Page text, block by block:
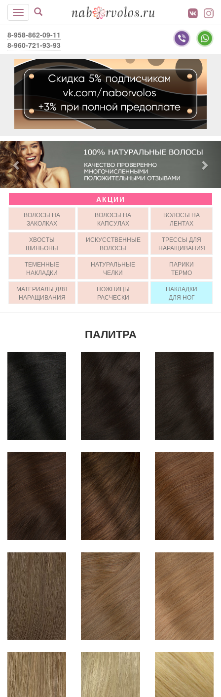
8-958-862-09-11
8-960-721-93-93
АКЦИИ
ВОЛОСЫ НА
ЗАКОЛКАХ
ВОЛОСЫ НА
КАПСУЛАХ
ВОЛОСЫ НА
ЛЕНТАХ
ХВОСТЫ
ШИНЬОНЫ
ИСКУССТВЕННЫЕ
ВОЛОСЫ
ТРЕССЫ ДЛЯ
НАРАЩИВАНИЯ
ТЕМЕННЫЕ
НАКЛАДКИ
НАТУРАЛЬНЫЕ
ЧЕЛКИ
ПАРИКИ
ТЕРМО
МАТЕРИАЛЫ ДЛЯ
НАРАЩИВАНИЯ
НОЖНИЦЫ
РАСЧЕСКИ
НАКЛАДКИ
ДЛЯ НОГ
ПАЛИТРА